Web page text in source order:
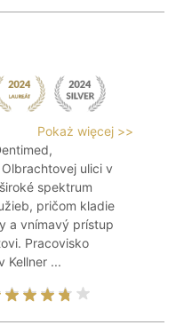
Pokaż więcej >>
ulici v
spektrum
pričom kladie
a vnímavý prístup
Pracovisko
Kellner ...